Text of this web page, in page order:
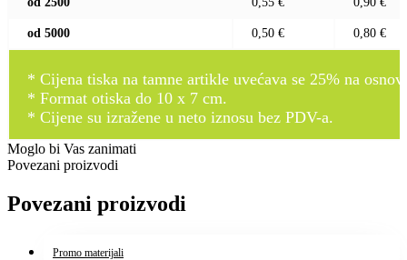
od 5000 0,50 € 0,80 €
* Cijena tiska na tamne artikle uvećava se 25% na
* Format otiska do 10 x 7 cm.
* Cijene su izražene u neto iznosu bez PDV-a.
Moglo bi Vas zanimati
Povezani proizvodi
Povezani proizvodi
Promo materijali